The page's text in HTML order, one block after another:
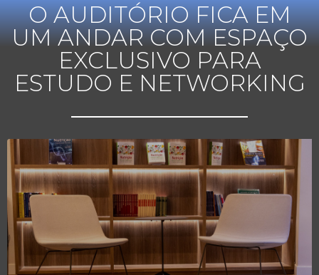
O AUDITÓRIO FICA EM
UM ANDAR COM ESPAÇO
EXCLUSIVO PARA
ESTUDO E NETWORKING